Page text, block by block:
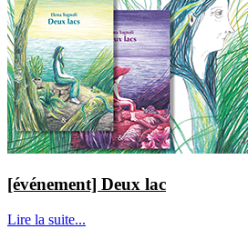
[événement] Deux lac
Lire la suite...